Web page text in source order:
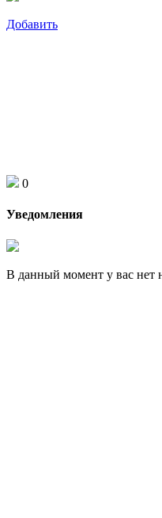
Добавить
0
Уведомления
В данный момент у вас нет